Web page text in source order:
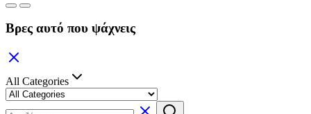
Βρες αυτό που ψάχνεις
All Categories